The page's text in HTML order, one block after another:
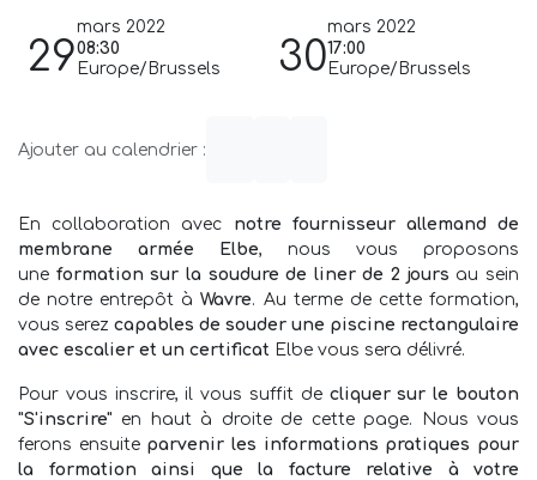
29
mars 2022
08:30
Europe/Brussels
30
mars 2022
17:00
Europe/Brussels
Ajouter au calendrier :
En collaboration avec notre fournisseur allemand de
membrane armée Elbe, nous vous proposons
une formation sur la soudure de liner de 2 jours au sein
de notre entrepôt àWavre. Au terme de cette formation,
vous serez capables de souder une piscine rectangulaire
avec escalier et un certificat Elbe vous sera délivré.
Pour vous inscrire, il vous suffit decliquer sur le bouton
"S'inscrire" en haut à droite de cette page. Nous vous
ferons ensuite parvenir les informations pratiques pour
la formation ainsi que la facture relative à votre